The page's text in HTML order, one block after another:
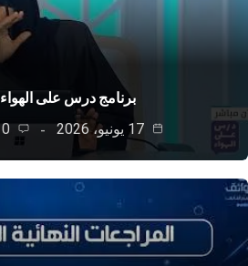
برنامج درس على الهواء– مادة…
0
54